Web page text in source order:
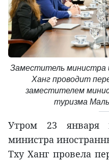
Заместитель министра
Ханг проводит
заместителем
туризма
Утром 23 января
министра
Тху Ханг провела